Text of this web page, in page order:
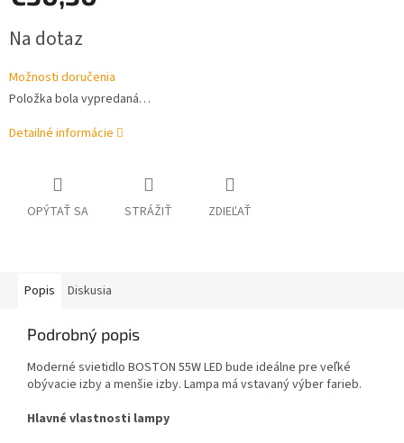
cena:
Na dotaz
Možnosti doručenia
Položka bola vypredaná…
Detailné informácie
OPÝTAŤ SA STRÁŽIŤ ZDIEĽAŤ
Popis Diskusia
Podrobný popis
Moderné svietidlo BOSTON 55W LED bude ideálne pre veľké
obývacie izby a menšie izby. Lampa má vstavaný výber farieb.
Hlavné vlastnosti lampy